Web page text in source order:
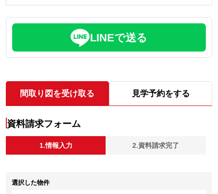
LINEで送る
間取り図を受け取る 見学予約をする
資料請求フォーム
1.情報入力 2.資料請求完了
選択した物件